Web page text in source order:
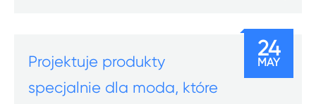
Projektuje produkty
specjalnie dla moda, które
24
MAY